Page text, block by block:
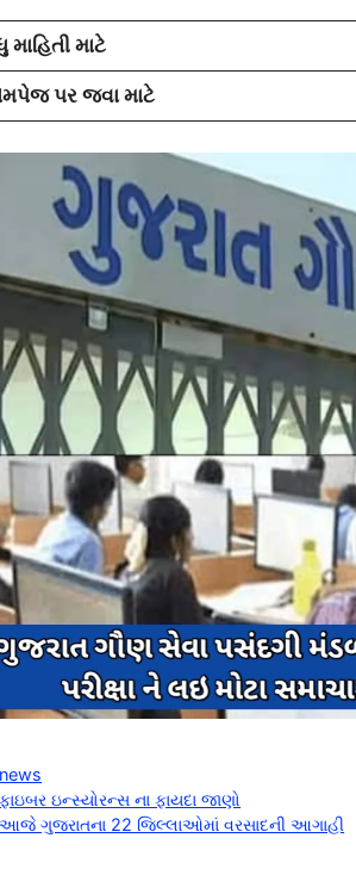
માહિતી માટે
પર જવા માટે
Categories
news
ફાઇબર ઇન્સ્યોરન્સ ના ફાયદા જાણો
આજે ગુજરાતના 22 જિલ્લાઓમાં વરસાદની આગાહી